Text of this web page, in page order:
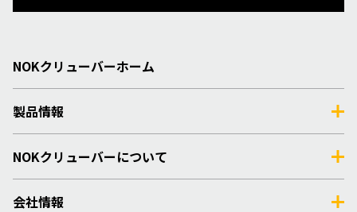
NOKクリューバーホーム
製品情報
NOKクリューバーについて
会社情報